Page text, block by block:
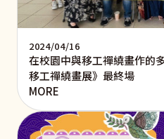
2024/04/16
在校園中與移工禪繞畫作的
移工禪繞畫展》最終場
MORE